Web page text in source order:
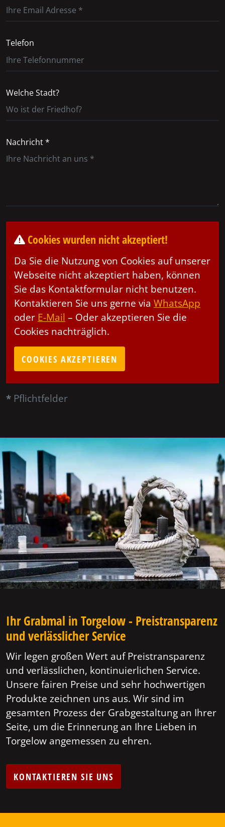
Telefon
Welche Stadt?
Nachricht *
Cookies wurden nicht akzeptiert!
Da Sie die Nutzung von Cookies auf unserer
Webseite nicht akzeptiert haben, können
Sie das Kontaktformular nicht benutzen.
Kontaktieren Sie uns gerne via WhatsApp
oder E-Mail – Oder akzeptieren Sie die
Cookies nachträglich.
COOKIES AKZEPTIEREN
* Pflichtfelder
Ihr Grabmal in Torgelow - Preistransparenz
und verlässlicher Service
Wir legen großen Wert auf Preistransparenz
und verlässlichen, kontinuierlichen Service.
Unsere fairen Preise und sehr hochwertigen
Produkte zeichnen uns aus. Wir sind im
gesamten Prozess der Grabgestaltung an Ihrer
Seite, um die Erinnerung an Ihre Lieben in
Torgelow angemessen zu ehren.
KONTAKTIEREN SIE UNS